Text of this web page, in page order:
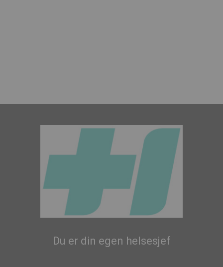
Du er din egen helsesjef